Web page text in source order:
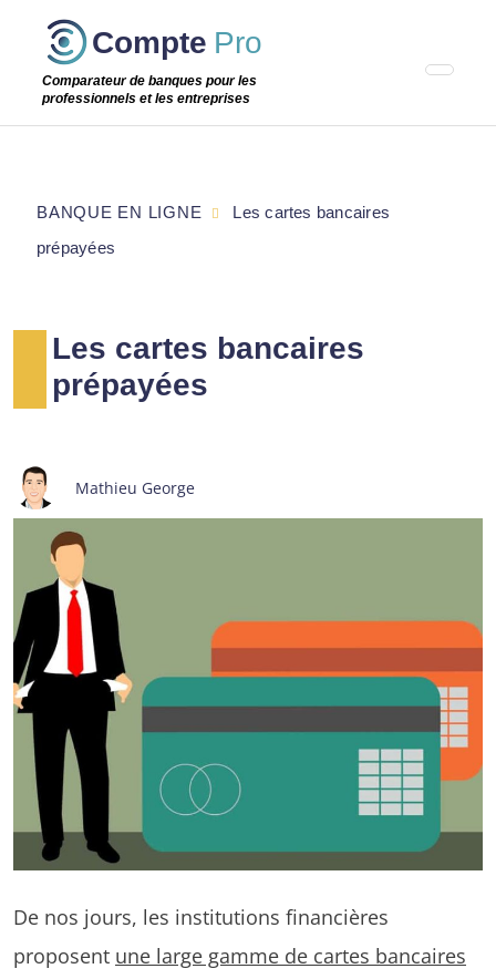
Passer
étape
Compte Pro
Comparateur de banques pour les
professionnels et les entreprises
Les cartes bancaires
prépayées
Mathieu George
De nos jours, les institutions financières
proposent une large gamme de cartes bancaires
BANQUE EN LIGNE
Les cartes bancaires
prépayées